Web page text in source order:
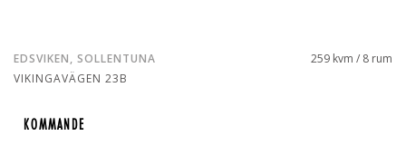
EDSVIKEN, SOLLENTUNA
VIKINGAVÄGEN 23B
259 kvm / 8 rum
KOMMANDE
KOMMANDE